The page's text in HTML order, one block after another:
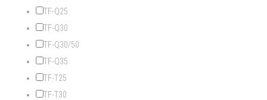
TF-Q25
TF-Q30
TF-Q30/50
TF-Q35
TF-T25
TF-T30